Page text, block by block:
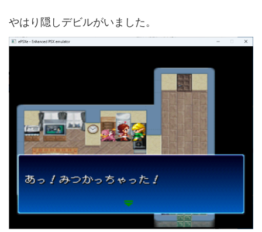
やはり隠しデビルがいました。